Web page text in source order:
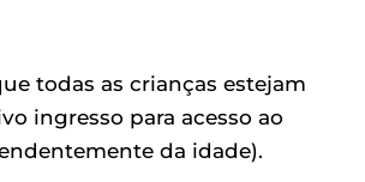
todas as crianças estejam
ingresso para acesso ao
da idade).